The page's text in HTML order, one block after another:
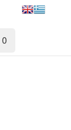
0